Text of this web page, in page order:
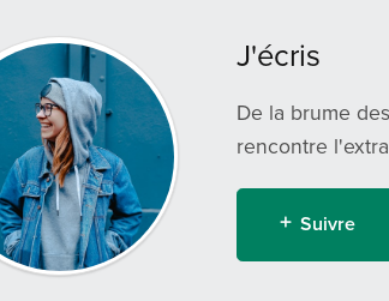
J'écris
De la brume
rencontre
Suivre